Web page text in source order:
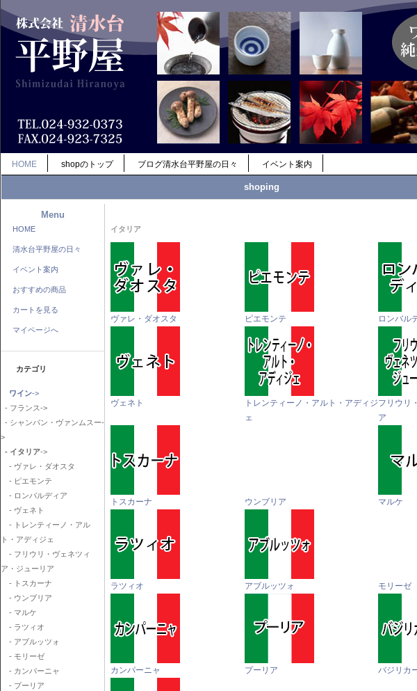
HOME shopのトップ ブログ清水台平野屋の日々 イベント案内
shoping
Menu
HOME
清水台平野屋の日々
イベント案内
おすすめの商品
カートを見る
マイページへ
カテゴリ
ワイン->
- フランス->
- シャンパン・ヴァンムスー-
>
- イタリア->
- ヴァレ・ダオスタ
- ピエモンテ
- ロンバルディア
- ヴェネト
- トレンティーノ・アル
ト・アディジェ
- フリウリ・ヴェネツィ
ア・ジューリア
- トスカーナ
- ウンブリア
- マルケ
- ラツィオ
- アブルッツォ
- モリーゼ
- カンパーニャ
- プーリア
イタリア
ヴァレ・ダオスタ ピエモンテ ロンバル
ヴェネト
トレンティーノ・アルト・アディジ
ェ
フリウリ
ア
トスカーナ ウンブリア マルケ
ラツィオ アブルッツォ モリーゼ
カンパーニャ プーリア バジリカ